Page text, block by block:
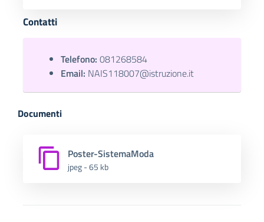
Contatti
Telefono: 081268584
Email: NAIS118007@istruzione.it
Documenti
Poster-SistemaModa
jpeg - 65 kb